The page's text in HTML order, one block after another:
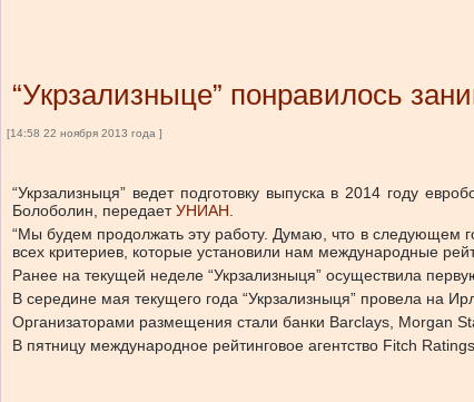
“Укрзализныце” понравилось
[14:58 22 ноября 2013 года ]
“Укрзализныця” ведет подготовку выпуска в 2014 году
Болоболин, передаетУНИАН
“Мы будем продолжать эту работу. Думаю, что в
всех критериев, которые установили нам международные
Ранее на текущей неделе “Укрзализныця” осуществила
В середине мая текущего года “Укрзализныця” провела на
Организаторами размещения стали банки Barclays, Morgan
В пятницу международное рейтинговое агентство Fitch